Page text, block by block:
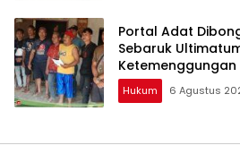
Portal Adat
Sebaruk
Ketemenggungan
Biarkan Hukum
Hukum 6 Agustus